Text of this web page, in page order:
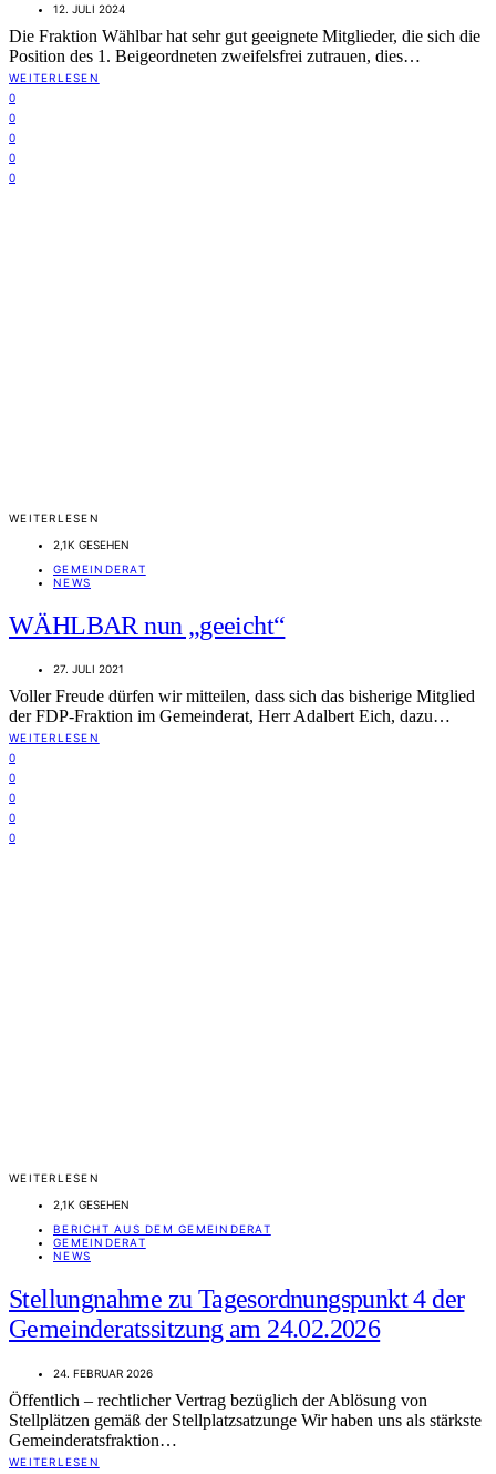
12. JULI 2024
Die Fraktion Wählbar hat sehr gut geeignete Mitglieder, die sich die
Position des 1. Beigeordneten zweifelsfrei zutrauen, dies…
WEITERLESEN
0
0
0
0
0
WEITERLESEN
2,1K GESEHEN
GEMEINDERAT
NEWS
WÄHLBAR nun „geeicht“
27. JULI 2021
Voller Freude dürfen wir mitteilen, dass sich das bisherige Mitglied
der FDP-Fraktion im Gemeinderat, Herr Adalbert Eich, dazu…
WEITERLESEN
0
0
0
0
0
WEITERLESEN
2,1K GESEHEN
BERICHT AUS DEM GEMEINDERAT
GEMEINDERAT
NEWS
Stellungnahme zu Tagesordnungspunkt 4 der
Gemeinderatssitzung am 24.02.2026
24. FEBRUAR 2026
Öffentlich – rechtlicher Vertrag bezüglich der Ablösung von
Stellplätzen gemäß der Stellplatzsatzunge Wir haben uns als stärkste
Gemeinderatsfraktion…
WEITERLESEN